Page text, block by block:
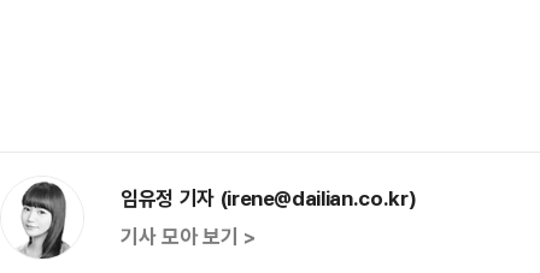
임유정 기자 (irene@dailian.co.kr)
기사 모아 보기 >